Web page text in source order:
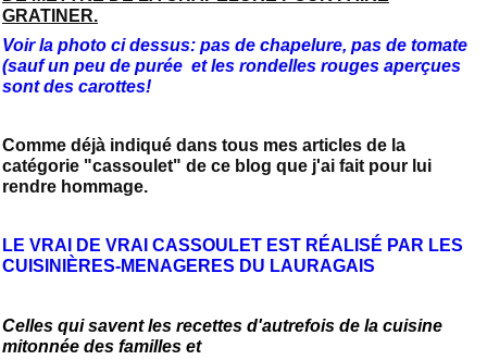
GRATINER.
Voir la photo ci dessus: pas de chapelure, pas de tomate
(sauf un peu de purée et les rondelles rouges aperçues
sont des carottes!
Comme déjà indiqué dans tous mes articles de la
catégorie "cassoulet" de ce blog que j'ai fait pour lui
rendre hommage.
LE VRAI DE VRAI CASSOULET EST RÉALISÉ PAR LES
CUISINIÈRES-MENAGERES DU LAURAGAIS
Celles qui savent les recettes d'autrefois de la cuisine
mitonnée des familles et